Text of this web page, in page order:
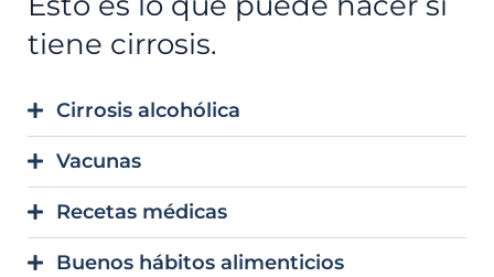
tiene cirrosis.
Cirrosis alcohólica
Vacunas
Recetas médicas
Buenos hábitos alimenticios